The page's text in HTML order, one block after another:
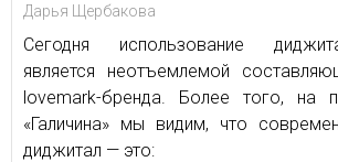
Дарья Щербакова
Сегодня использование
является неотъемлемой
lovemark-бренда. Более того, на
«Галичина» мы видим, что
диджитал — это: